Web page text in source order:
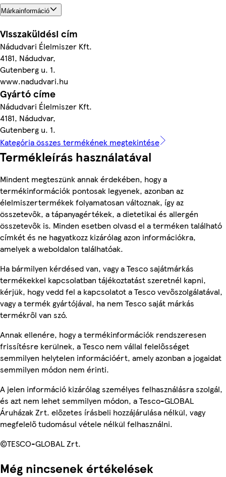
Márkainformáció
Visszaküldési cím
Nádudvari Élelmiszer Kft.
4181, Nádudvar,
Gutenberg u. 1.
www.nadudvari.hu
Gyártó címe
Nádudvari Élelmiszer Kft.
4181, Nádudvar,
Gutenberg u. 1.
Kategória összes termékének megtekintése
Termékleírás használatával
Mindent megteszünk annak érdekében, hogy a
termékinformációk pontosak legyenek, azonban az
élelmiszertermékek folyamatosan változnak, így az
összetevők, a tápanyagértékek, a dietetikai és allergén
összetevők is. Minden esetben olvasd el a terméken található
címkét és ne hagyatkozz kizárólag azon információkra,
amelyek a weboldalon találhatóak.
Ha bármilyen kérdésed van, vagy a Tesco sajátmárkás
termékekkel kapcsolatban tájékoztatást szeretnél kapni,
kérjük, hogy vedd fel a kapcsolatot a Tesco vevőszolgálatával,
vagy a termék gyártójával, ha nem Tesco saját márkás
termékről van szó.
Annak ellenére, hogy a termékinformációk rendszeresen
frissítésre kerülnek, a Tesco nem vállal felelősséget
semmilyen helytelen információért, amely azonban a jogaidat
semmilyen módon nem érinti.
A jelen információ kizárólag személyes felhasználásra szolgál,
és azt nem lehet semmilyen módon, a Tesco-GLOBAL
Áruházak Zrt. előzetes írásbeli hozzájárulása nélkül, vagy
megfelelő tudomásul vétele nélkül felhasználni.
©TESCO-GLOBAL Zrt.
Még nincsenek értékelések